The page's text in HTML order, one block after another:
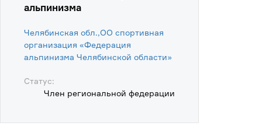
альпинизма
Челябинская обл.,ОО спортивная
организация «Федерация
альпинизма Челябинской области»
Статус:
Член региональной федерации